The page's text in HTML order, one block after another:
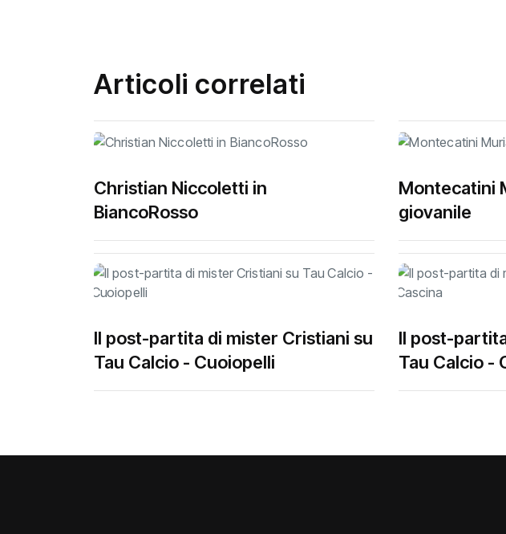
Articoli correlati
Christian Niccoletti in
BiancoRosso
Montecatini
giovanile
Il post-partita di mister Cristiani su
Tau Calcio - Cuoiopelli
Il post-
Tau Calcio -